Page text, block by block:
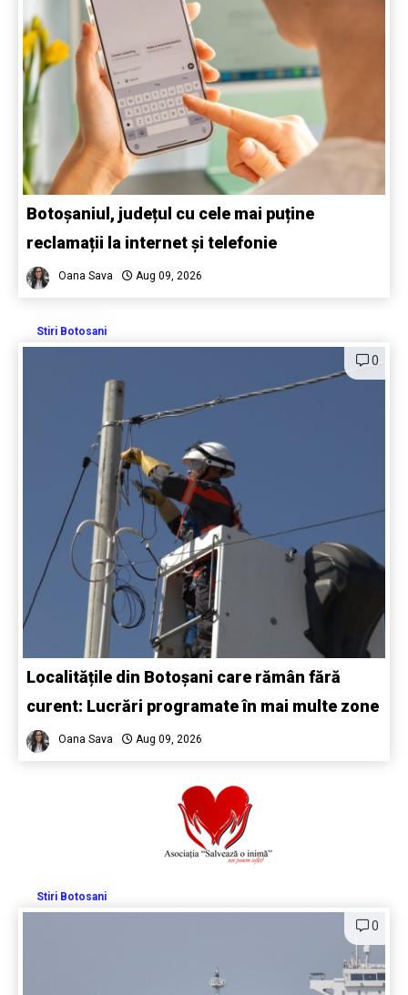
Botoșaniul, județul cu cele mai puține
reclamații la internet și telefonie
Oana Sava Aug 09, 2026
Stiri Botosani
0
Localitățile din Botoșani care rămân fără
curent: Lucrări programate în mai multe zone
Oana Sava Aug 09, 2026
Stiri Botosani
0